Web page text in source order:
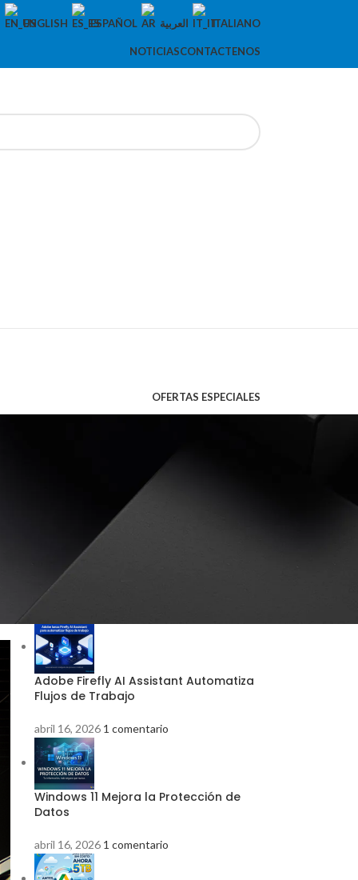
ENGLISH ESPAÑOL العربية ITALIANO
NOTICIASCONTACTENOS
OFERTAS ESPECIALES
PUBLICACIONES RECIENTES
Adobe Firefly AI Assistant Automatiza
Flujos de Trabajo
abril 16, 2026 1 comentario
Windows 11 Mejora la Protección de
Datos
abril 16, 2026 1 comentario